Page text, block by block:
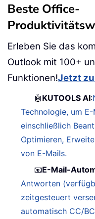
Beste Office-
Erleben Sie das
Outlook mit 100+
Funktionen!Jetzt
🤖 KUTOOLS AI:
Technologie, um
einschließlich
Optimieren,
von E-Mails.
📧E-Mail-
Antworten
zeitgesteuert
automatisch CC/